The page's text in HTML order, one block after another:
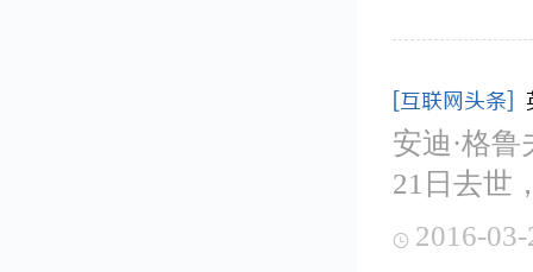
[互联网头条]
安迪·格
21日去世
 2016-